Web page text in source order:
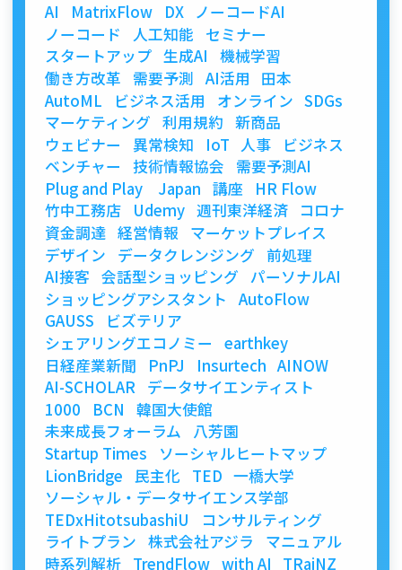
AI MatrixFlow DX
ノーコードAI
ノーコード
人工知能
セミナー
スタートアップ 生成AI
機械学習
働き方改革
需要予測 AI活用
田本
AutoML
ビジネス活用 オンライン SDGs
マーケティング 利用規約 新商品
ウェビナー
異常検知 IoT 人事
ビジネス
ベンチャー
技術情報協会
需要予測AI
Plug and Play Japan 講座
HR Flow
竹中工務店
Udemy 週刊東洋経済
コロナ
資金調達 経営情報 マーケットプレイス
デザイン
データクレンジング 前処理
AI接客 会話型ショッピング パーソナルAI
ショッピングアシスタント
AutoFlow
GAUSS
ビズテリア
シェアリングエコノミー
earthkey
日経産業新聞
PnPJ Insurtech AINOW
AI-SCHOLAR データサイエンティスト
1000
BCN
韓国大使館
未来成長フォーラム
八芳園
Startup Times
ソーシャルヒートマップ
LionBridge
民主化 TED 一橋大学
ソーシャル・データサイエンス学部
TEDxHitotsubashiU
コンサルティング
ライトプラン 株式会社アジラ
マニュアル
時系列解析 TrendFlow with AI
TRaiNZ